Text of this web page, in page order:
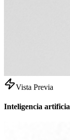
Vista Previa
Inteligencia